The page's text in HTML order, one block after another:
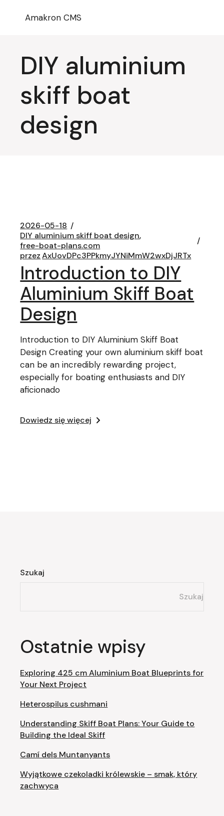
Amakron CMS
DIY aluminium
skiff boat
design
2026-05-18
DIY aluminium skiff boat design
free-boat-plans.com
przez AxUovDPc3PPkmyJYNiMmW2wxDjJRTx
Introduction to DIY
Aluminium Skiff Boat
Design
Introduction to DIY Aluminium Skiff Boat
Design Creating your own aluminium skiff boat
can be an incredibly rewarding project,
especially for boating enthusiasts and DIY
aficionado
Dowiedz się więcej
Szukaj
Szukaj
Ostatnie wpisy
Exploring 425 cm Aluminium Boat Blueprints for
Your Next Project
Heterospilus cushmani
Understanding Skiff Boat Plans: Your Guide to
Building the Ideal Skiff
Camí dels Muntanyants
Wyjątkowe czekoladki królewskie – smak, który
zachwyca